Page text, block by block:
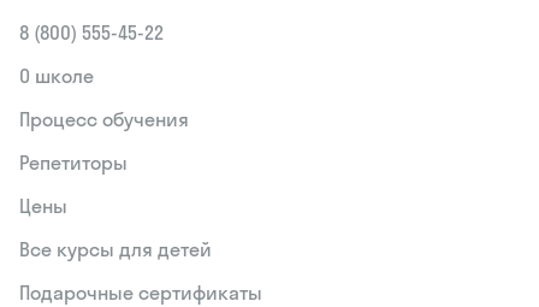
8 (800) 555‑45-22
О школе
Процесс обучения
Репетиторы
Цены
Все курсы для детей
Подарочные сертификаты